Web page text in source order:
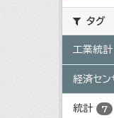
タグ
工業統計
経済セン
統計 7